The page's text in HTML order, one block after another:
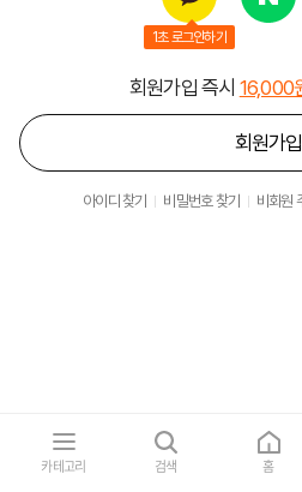
1초 로그인하기
회원가입 즉시 16,000
회원가입
아이디 찾기 비밀번호 찾기 비회원
카테고리 검색 홈